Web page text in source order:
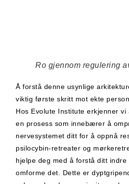
Ro gjennom regulering
Å forstå denne usynlige
viktig første skritt mot ekte
Hos Evolute Institute erkjenner
en prosess som innebærer å
nervesystemet ditt for å oppnå
psilocybin-retreater og
hjelpe deg med å forstå ditt indre
omforme det. Dette er